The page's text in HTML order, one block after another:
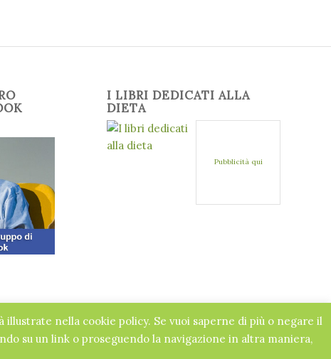
I LIBRI DEDICATI ALLA
DIETA
Pubblicità qui
nella cookie policy. Se vuoi saperne di più o negare il
su un link o proseguendo la navigazione in altra maniera,